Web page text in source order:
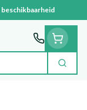
beschikbaarheid
Zoek